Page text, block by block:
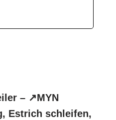
– ↗️MYN
Estrich schleifen,